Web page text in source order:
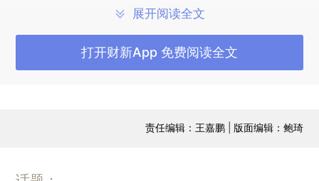
2023年8月，财新中国制造业PMI录得 51.0，
较前月上升 1.8 个百分点，近四个月来第三次录得
荣枯线上……
造业商务活动指数为 51.0%，比上月下降0.5个百分
展开阅读全文
打开财新App 免费阅读全文
责任编辑：王嘉鹏 | 版面编辑：鲍琦